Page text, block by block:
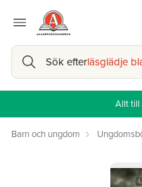
Sök efterläsglädje
Allt till
Barn och ungdom